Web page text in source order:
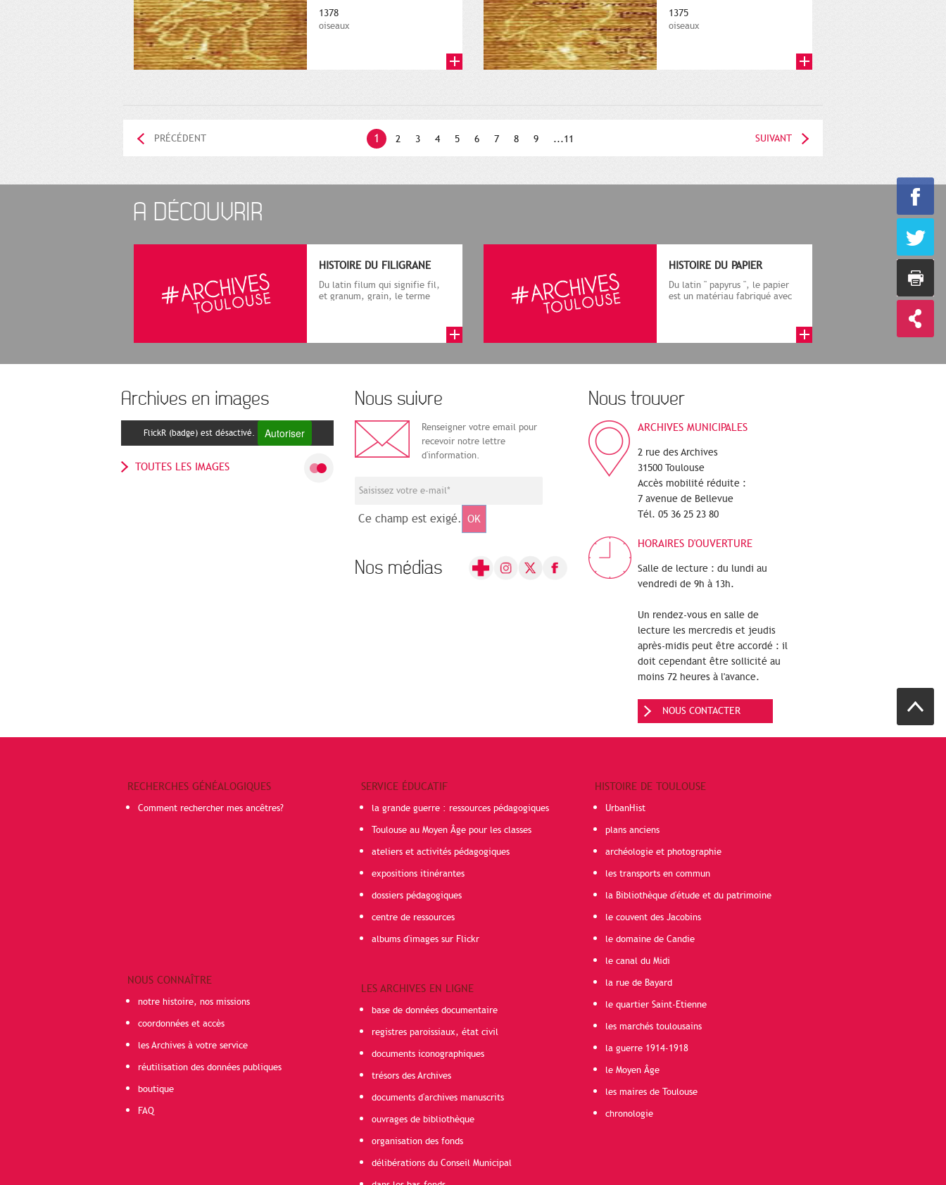
1378
oiseaux
1375
oiseaux
1 2 3 4 5 6 7 8 9 ...11
PRÉCÉDENT SUIVANT
A DÉCOUVRIR
HISTOIRE DU FILIGRANE
Du latin filum qui signifie fil,
et granum, grain, le terme
HISTOIRE DU PAPIER
Du latin " papyrus ", le papier
est un matériau fabriqué avec
Archives en images
FlickR (badge) est désactivé. Autoriser
TOUTES LES IMAGES
Nous suivre
Renseigner votre email pour
recevoir notre lettre
d'information.
Ce champ est exigé. OK
Nos médias
Nous trouver
ARCHIVES MUNICIPALES
2 rue des Archives
31500 Toulouse
Accès mobilité réduite :
7 avenue de Bellevue
Tél. 05 36 25 23 80
HORAIRES D'OUVERTURE
Salle de lecture : du lundi au
vendredi de 9h à 13h.
Un rendez-vous en salle de
lecture les mercredis et jeudis
après-midis peut être accordé : il
doit cependant être sollicité au
moins 72 heures à l'avance.
NOUS CONTACTER
RECHERCHES GÉNÉALOGIQUES
Comment rechercher mes ancêtres?
NOUS CONNAÎTRE
notre histoire, nos missions
coordonnées et accès
les Archives à votre service
réutilisation des données publiques
boutique
FAQ
SERVICE ÉDUCATIF
la grande guerre : ressources pédagogiques
Toulouse au Moyen Âge pour les classes
ateliers et activités pédagogiques
expositions itinérantes
dossiers pédagogiques
centre de ressources
albums d'images sur Flickr
LES ARCHIVES EN LIGNE
base de données documentaire
registres paroissiaux, état civil
documents iconographiques
trésors des Archives
documents d'archives manuscrits
ouvrages de bibliothèque
organisation des fonds
délibérations du Conseil Municipal
HISTOIRE DE TOULOUSE
UrbanHist
plans anciens
archéologie et photographie
les transports en commun
la Bibliothèque d'étude et du patrimoine
le couvent des Jacobins
le domaine de Candie
le canal du Midi
la rue de Bayard
le quartier Saint-Etienne
les marchés toulousains
la guerre 1914-1918
le Moyen Âge
les maires de Toulouse
chronologie